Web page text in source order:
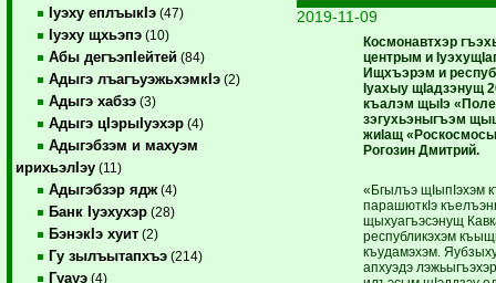
Iуэху еплъыкIэ (47)
Iуэху щхьэпэ (10)
Абы дегъэпIейтей (84)
Адыгэ лъагъуэжьхэмкIэ (2)
Адыгэ хабзэ (3)
Адыгэ цIэрыIуэхэр (4)
Адыгэбзэм и махуэм
ирихьэлIэу (11)
Адыгэбзэр ядж (4)
Банк Iуэхухэр (28)
БэнэкIэ хуит (2)
Гу зылъытапхъэ (214)
Гуауэ (4)
2019-11-09
Космонавтхэр
центрым и
Ищхъэрэм и
Iуахыу щIадзэнущ
къалэм щыIэ
зэгухьэныгъэм
жиIащ
Рогозин Дмитрий.
«Бгылъэ щIыпIэхэм
парашюткIэ
щыхуагъэсэнущ
республикэхэм
къудамэхэм.
апхуэдэ